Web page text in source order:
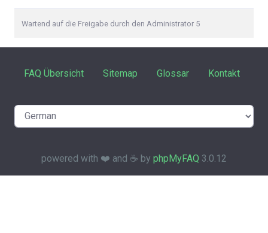
Wartend auf die Freigabe durch den Administrator 5
FAQ Übersicht Sitemap Glossar Kontakt
powered with ❤️ and ☕️ by phpMyFAQ 3.0.12